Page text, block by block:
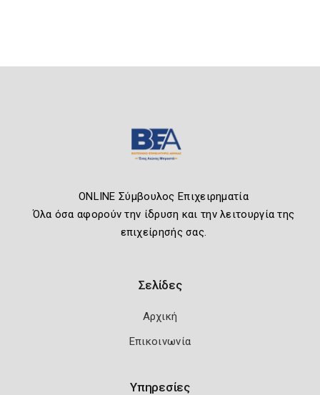
ONLINE Σύμβουλος Επιχειρηματία
Όλα όσα αφορούν την ίδρυση και την λειτουργία της
επιχείρησής σας.
Σελίδες
Αρχική
Επικοινωνία
Υπηρεσίες